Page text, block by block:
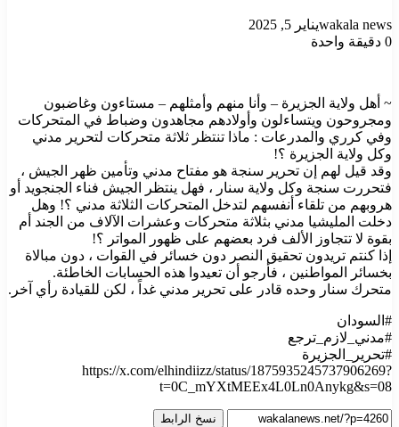
wakala newsيناير 5, 2025
0 دقيقة واحدة
‏~ أهل ولاية الجزيرة – وأنا منهم وأمثلهم – مستاءون وغاضبون
ومجروحون ويتساءلون وأولادهم مجاهدون وضباط في المتحركات
وفي كرري والمدرعات : ماذا تنتظر ثلاثة متحركات لتحرير مدني
وكل ولاية الجزيرة ؟!
وقد قيل لهم إن تحرير سنجة هو مفتاح مدني وتأمين ظهر الجيش ،
فتحررت سنجة وكل ولاية سنار ، فهل ينتظر الجيش فناء الجنجويد أو
هروبهم من تلقاء أنفسهم لتدخل المتحركات الثلاثة مدني ؟! وهل
دخلت المليشيا مدني بثلاثة متحركات وعشرات الآلاف من الجند أم
بقوة لا تتجاوز الألف فرد بعضهم على ظهور المواتر ؟!
إذا كنتم تريدون تحقيق النصر دون خسائر في القوات ، دون مبالاة
بخسائر المواطنين ، فأرجو أن تعيدوا هذه الحسابات الخاطئة.
متحرك سنار وحده قادر على تحرير مدني غداً ، لكن للقيادة رأي آخر.
https://x.com/elhindiizz/status/1875935245737906269?
t=0C_mYXtMEEx4L0Ln0Anykg&s=08
نسخ الرابط